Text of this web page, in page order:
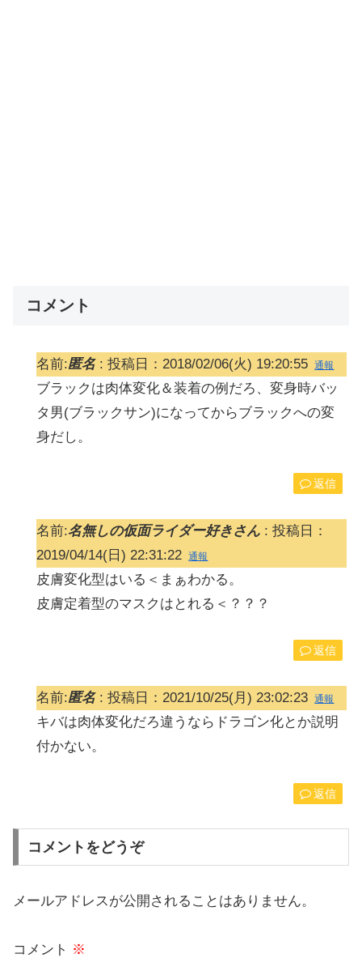
コメント
名前:匿名: 投稿日：2018/02/06(火) 19:20:55 通報
ブラックは肉体変化＆装着の例だろ、変身時バッ
タ男(ブラックサン)になってからブラックへの変
身だし。
返信
名前:名無しの仮面ライダー好きさん : 投稿日：
2019/04/14(日) 22:31:22 通報
皮膚変化型はいる＜まぁわかる。
皮膚定着型のマスクはとれる＜？？？
返信
名前:匿名: 投稿日：2021/10/25(月) 23:02:23 通報
キバは肉体変化だろ違うならドラゴン化とか説明
付かない。
返信
コメントをどうぞ
メールアドレスが公開されることはありません。
コメント ※